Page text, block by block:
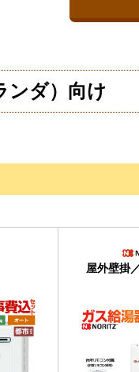
ンダ）向け
屋外壁掛